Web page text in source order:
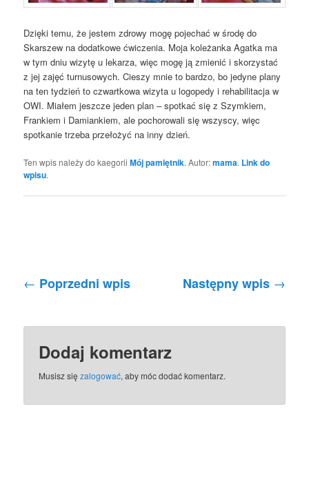
Dzięki temu, że jestem zdrowy mogę pojechać w środę do
Skarszew na dodatkowe ćwiczenia. Moja koleżanka Agatka ma
w tym dniu wizytę u lekarza, więc mogę ją zmienić i skorzystać
z jej zajęć turnusowych. Cieszy mnie to bardzo, bo jedyne plany
na ten tydzień to czwartkowa wizyta u logopedy i rehabilitacja w
OWI. Miałem jeszcze jeden plan – spotkać się z Szymkiem,
Frankiem i Damiankiem, ale pochorowali się wszyscy, więc
spotkanie trzeba przełożyć na inny dzień.
Ten wpis należy do kaegoriiMój pamiętnik. Autor:mama. Link do
wpisu.
Nawigacja po wpisach
← Poprzedni wpis Następny wpis →
Dodaj komentarz
Musisz sięzalogować, aby móc dodać komentarz.